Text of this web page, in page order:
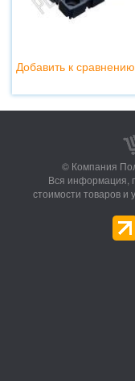
Добавить к сравнению
© Компания
Вся информация,
стоимости товаров и